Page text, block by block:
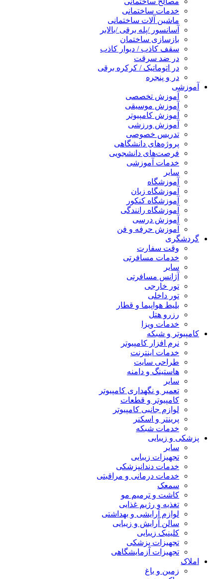
خدمات ساختمانی
ماشین آلات ساختمانی
آسانسور /پله برقی /بالابر
بازسازی ساختمان
سقف کاذب / دیوار کاذب
در ضد سرقت
در اتوماتیک / کرکره برقی
در و پنجره
آموزشی
آموزش تخصصی
آموزش موسیقی
آموزش کامپیوتر
آموزش ورزشی
تدریس خصوصی
پروژه‌های دانشگاهی
فرصت‌های دانشجویی
خدمات آموزشی
سایر
آموزشگاه
آموزشگاه زبان
آموزشگاه کنکور
آموزشگاه رانندگی
آموزش درسی
آموزش حرفه و فن
گردشگری
وقت سفارت
خدمات مسافرتی
سایر
آژانس مسافرتی
تور خارجی
تور داخلی
بلیط هواپیما و قطار
رزرو هتل
خدمات ویزا
کامپیوتر و شبکه
نرم افزار کامپیوتر
خدمات اینترنت
طراحی سایت
هاستینگ و دامنه
سایر
تعمیر و نگهداری کامپیوتر
کامپیوتر و قطعات
لوازم جانبی کامپیوتر
پرینتر و اسکنر
خدمات شبکه
پزشکی و زیبایی
سایر
تجهیزات زیبایی
خدمات دندانپزشکی
خدمات درمانی و مراقبتی
سمعک
کاشت و ترمیم مو
تغذیه و رژیم غذایی
لوازم آرایشی و بهداشتی
سالن آرایش و زیبایی
کلینیک زیبایی
تجهیزات پزشکی
تجهیزات آزمایشگاهی
املاک
زمین و باغ